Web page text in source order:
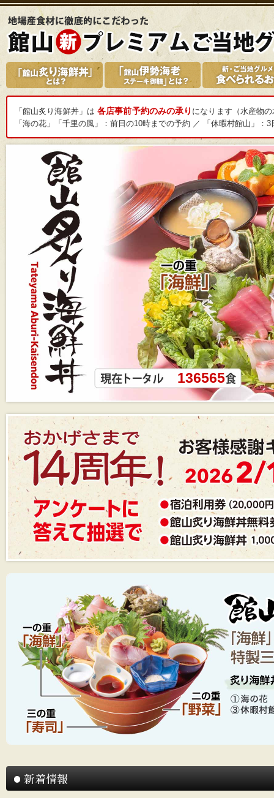
「館山炙り海鮮丼」は各店事前予約のみの承り になります（水産物
「海の花」「千里の風」：前日の10時までの予約 ／ 「休暇村館山」：
136565
新着情報